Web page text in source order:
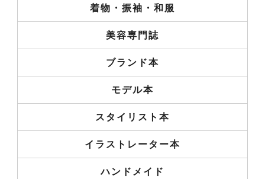
着物・振袖・和服
美容専門誌
ブランド本
モデル本
スタイリスト本
イラストレーター本
ハンドメイド